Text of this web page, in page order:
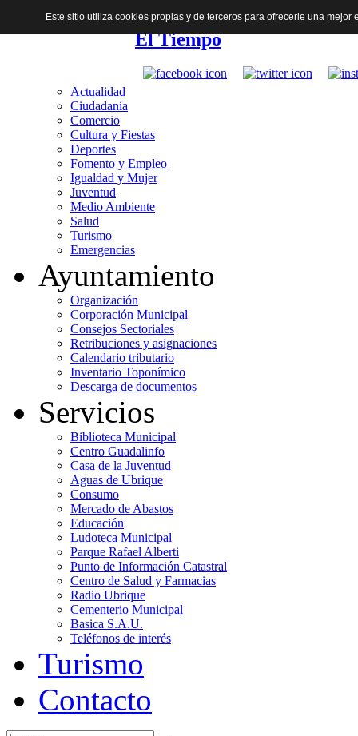
El Tiempo
Actualidad
Ciudadanía
Comercio
Cultura y Fiestas
Deportes
Fomento y Empleo
Igualdad y Mujer
Juventud
Medio Ambiente
Salud
Turismo
Emergencias
Ayuntamiento
Organización
Corporación Municipal
Consejos Sectoriales
Retribuciones y asignaciones
Calendario tributario
Inventario Toponímico
Descarga de documentos
Servicios
Biblioteca Municipal
Centro Guadalinfo
Casa de la Juventud
Aguas de Ubrique
Consumo
Mercado de Abastos
Educación
Ludoteca Municipal
Parque Rafael Alberti
Punto de Información Catastral
Centro de Salud y Farmacias
Radio Ubrique
Cementerio Municipal
Basica S.A.U.
Teléfonos de interés
Turismo
Contacto
Este sitio utiliza cookies propias y de terceros para ofrecerle una